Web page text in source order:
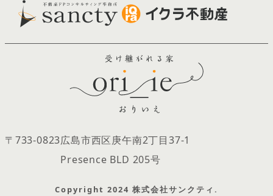
〒733-0823広島市西区庚午南2丁目37‐1
Presence BLD 205号
Copyright 2024 株式会社サンクティ.